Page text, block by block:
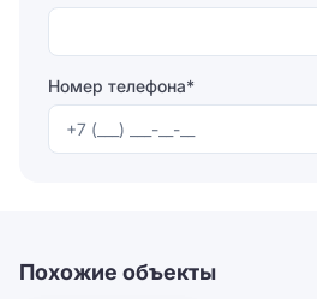
Номер телефона*
Похожие объекты